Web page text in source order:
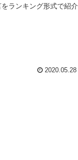
ランキング形式で紹介
2020.05.28